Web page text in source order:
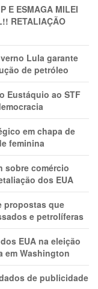
E ESMAGA MILEI
RETALIAÇÃO
Lula garante
de petróleo
Eustáquio ao STF
em chapa de
feminina
sobre comércio
dos EUA
propostas que
e petrolíferas
EUA na eleição
em Washington
de publicidade